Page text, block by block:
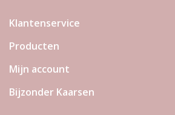
Klantenservice
Producten
Mijn account
Bijzonder Kaarsen